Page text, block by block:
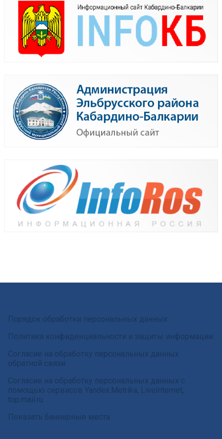
Порядок обработки персональных данных
Политика конфиденциальности и защиты информации
Согласие на обработку персональных данных
обратной связи
Согласие на обработку персональных данных с
помощью сервисов Yandex.Metrika, LiveInternet,
top.mail.ru
Показать баннерные места